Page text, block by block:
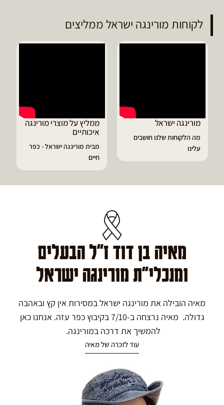
לקוחות מורינגה ישראל ממליצים
ממליץ על מוצרי מורינגה
מבית מורינגה ישראל - כפר
דיוויד ממליץ על טבליות
מורינגה
הפסקתי לסבול מהתקפי
גאוט ודלקות
מאיה בן דוד ז"ל הבעלים
ומנכלי"ת מורינגה ישראל
מאיה הובילה את מורינגה ישראל במסירות אין קץ ובאהבה
גדולה. מאיה נרצחה ב-7/10 בקיבוץ כפר עזה. אנחנו כאן
להמשיך את דרכה במורינגה.
עוד לזכרה של מאיה